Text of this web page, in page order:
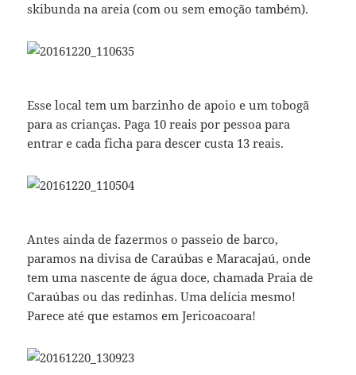
skibunda na areia (com ou sem emoção também).
Esse local tem um barzinho de apoio e um tobogã
para as crianças. Paga 10 reais por pessoa para
entrar e cada ficha para descer custa 13 reais.
Antes ainda de fazermos o passeio de barco,
paramos na divisa de Caraúbas e Maracajaú, onde
tem uma nascente de água doce, chamada Praia de
Caraúbas ou das redinhas. Uma delícia mesmo!
Parece até que estamos em Jericoacoara!